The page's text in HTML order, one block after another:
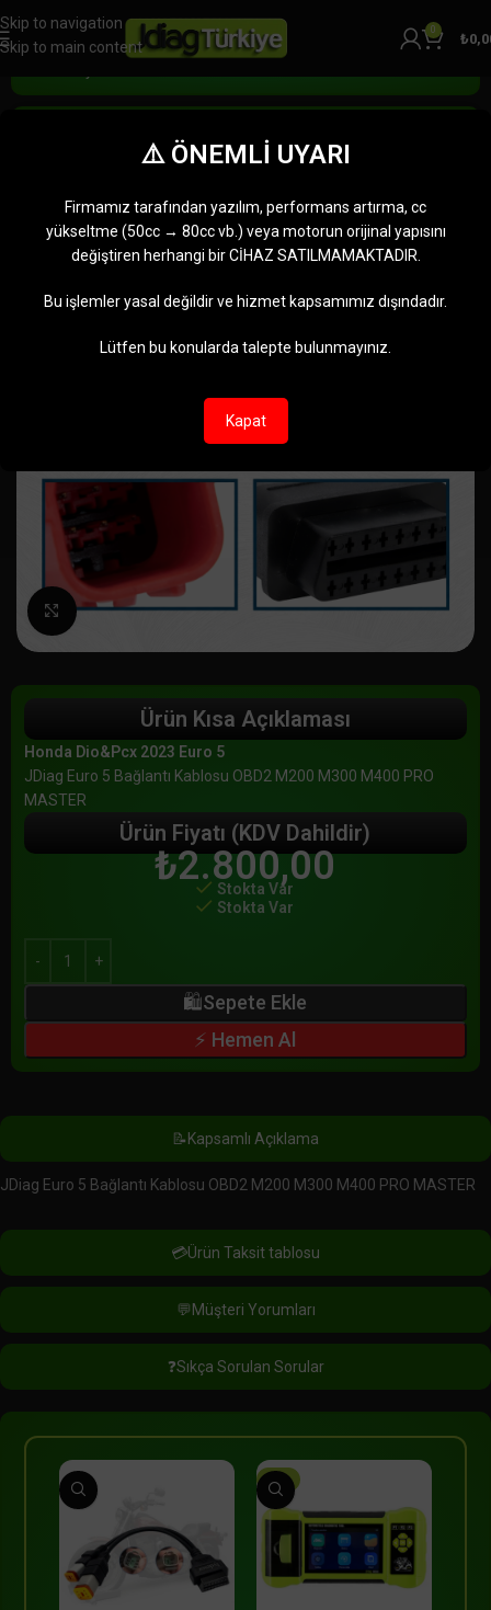
Skip to navigation
Skip to main content
0
₺
M200 M300 M400 PRO MASTER
Büyütmek için tıklayın
Ürün Kısa Açıklaması
Honda Dio&Pcx 2023 Euro 5
JDiag Euro 5 Bağlantı Kablosu OBD2 M200 M300 M400 PRO
MASTER
Ürün Fiyatı (KDV Dahildir)
₺2.800,00
Stokta Var
Stokta Var
🛍️Sepete Ekle
Hemen Al
📝Kapsamlı Açıklama
💳Ürün Taksit tablosu
💬Müşteri Yorumları
❓Sıkça Sorulan Sorular
JDiag Euro 5 Bağlantı Kablosu OBD2 M200 M300 M400 PRO MASTER
-5%
⚠️ ÖNEMLİ UYARI
Firmamız tarafından yazılım, performans artırma, cc
yükseltme (50cc → 80cc vb.) veya motorun orijinal yapısını
değiştiren herhangi bir CİHAZ SATILMAMAKTADIR.
Bu işlemler yasal değildir ve hizmet kapsamımız dışındadır.
Lütfen bu konularda talepte bulunmayınız.
Kapat